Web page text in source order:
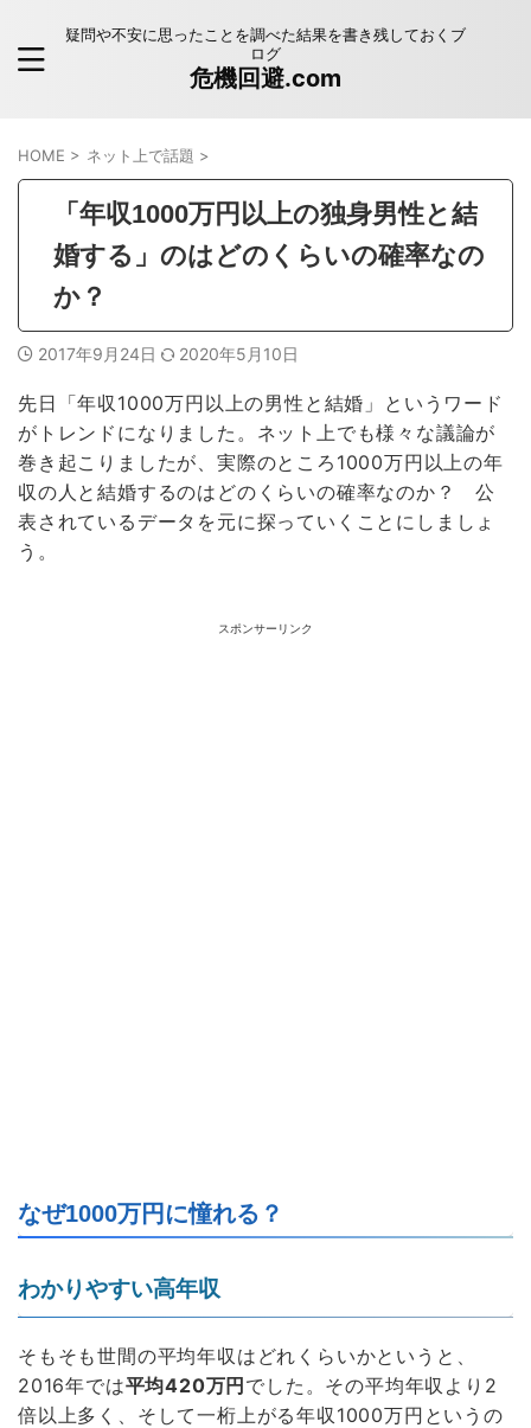
疑問や不安に思ったことを調べた結果を書き残しておくブ
ログ
危機回避.com
HOME > ネット上で話題 >
「年収1000万円以上の独身男性と結
婚する」のはどのくらいの確率なの
か？
2017年9月24日 2020年5月10日
先日「年収1000万円以上の男性と結婚」というワード
がトレンドになりました。ネット上でも様々な議論が
巻き起こりましたが、実際のところ1000万円以上の年
収の人と結婚するのはどのくらいの確率なのか？ 公
表されているデータを元に探っていくことにしましょ
う。
スポンサーリンク
なぜ1000万円に憧れる？
わかりやすい高年収
そもそも世間の平均年収はどれくらいかというと、
2016年では平均420万円 でした。その平均年収より2
倍以上多く、そして一桁上がる年収1000万円というの